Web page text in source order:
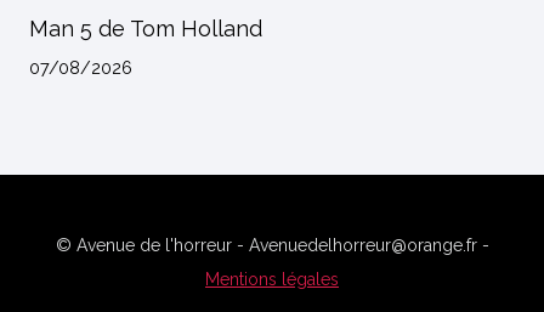
Man 5 de Tom Holland
07/08/2026
© Avenue de l'horreur - Avenuedelhorreur@orange.fr -
Mentions légales